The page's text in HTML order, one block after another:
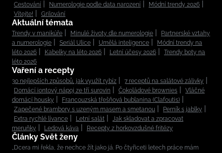
Cestování
Numerologie podle data narození
Módní trendy 2026
Vítejte!
Grilování
Aktuální témata
Trendy v manikúře Minulé životy dle numerologie
Partnerské vztahy
a numerologie
Seriál Ulice Umělá inteligence
Módní trendy na
léto 2026
Kabelky na léto 2026 Letní účesy 2026
Trendy boty na
léto 2026
Vaření a recepty
30 nejlepších způsobů, jak využít rybíz
7 receptů na salátové zálivky
Domácí iontový nápoj ze tří surovin
Čokoládové brownies
Vláčné
domácí housky
Francouzská třešňová bublanina (Clafoutis)
Zapečené brambory s uzeným masem a smetanou
Perník s jablky
Extra rychlé lívance
Letní salát
Jak skladovat a zpracovat
meruňky
Ledová káva Recepty z horkovzdušné fritézy
Články Svět ženy
„Dcera mi řekla, že nechce žít jako já. Po čtyřiceti letech práce mám